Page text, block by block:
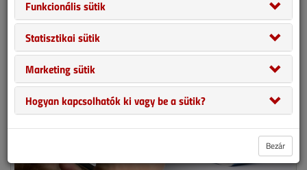
VGF&HKL előfizetés
Funkcionális sütik
Statisztikai sütik
Marketing sütik
Hogyan kapcsolhatók ki vagy be a sütik?
Bezár